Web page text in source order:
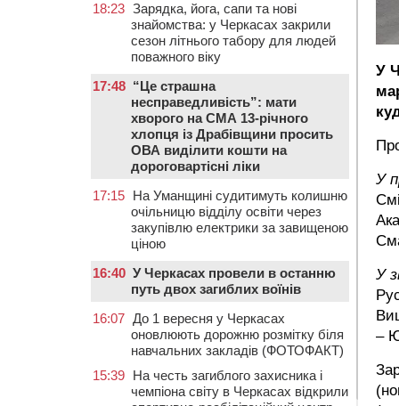
У
У
У
–
18:23 Зарядка, йога, сапи та нові
знайомства: у Черкасах закрили
сезон літнього табору для людей
поважного віку
17:48 “Це страшна
несправедливість”: мати
хворого на СМА 13-річного
хлопця із Драбівщини просить
ОВА виділити кошти на
дороговартісні ліки
17:15 На Уманщині судитимуть колишню
очільницю відділу освіти через
закупівлю електрики за завищеною
ціною
16:40 У Черкасах провели в останню
путь двох загиблих воїнів
16:07 До 1 вересня у Черкасах
оновлюють дорожню розмітку біля
навчальних закладів (ФОТОФАКТ)
15:39 На честь загиблого захисника і
чемпіона світу в Черкасах відкрили